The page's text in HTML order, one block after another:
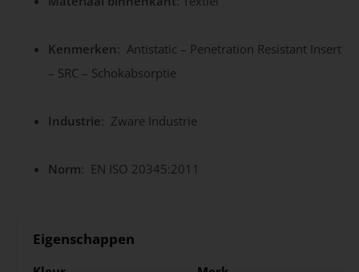
Kenmerken: Antistatic – Penetration Resistant Insert
– SRC – Schokabsorptie
Industrie: Zware Industrie
Norm: EN ISO 20345:2011
Eigenschappen